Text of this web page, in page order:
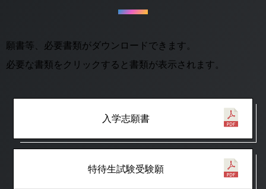
願書等、必要書類がダウンロードできます。
必要な書類をクリックすると書類が表示されます。
入学志願書
特待生試験受験願